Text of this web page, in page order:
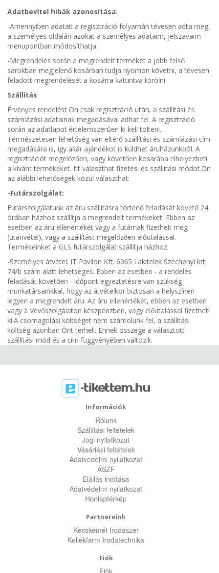
Adatbevitel hibák azonosítása:
-Amennyiben adatait a regisztráció folyamán tévesen adta meg,
a személyes oldalán azokat a személyes adataim, jelszavaim
menüpontban módosíthatja.
-Megrendelés során a megrendelt terméket a jobb felső
sarokban megjelenő kosárban tudja nyomon követni, a tévesen
feladott megrendelését a kosárra kattintva törölni.
Szállítás
Érvényes rendelést Ön csak regisztráció után, a szállítási és
számlázási adatainak megadásával adhat fel. A regisztráció
során az adatlapot értelemszerűen ki kell tölteni.
Természetesen lehetőség van eltérő szállítási és számlázási cím
megadására is, így akár ajándékot is küldhet áruházunkból. A
regisztrációt megelőzően, vagy követően kosarába elhelyezheti
a kívánt termékeket. Itt választhat fizetési és szállítási módot.Ön
az alábbi lehetőségek közül választhat:
-Futárszolgálat:
Futárszolgálatunk az áru szállításra történő feladását követő 24
órában házhoz szállítja a megrendelt termékeket. Ebben az
esetben az áru ellenértékét vagy a futárnak fizetheti meg
(utánvétel), vagy a szállítást megelőzően előutalással.
Termékeinket a GLS futárszolgálat szállítja házhoz.
-Személyes átvétel: IT Pavilon Kft. 6065 Lakitelek Széchenyi krt.
74/b szám alatt lehetséges. Ebben az esetben - a rendelés
feladását követően - időpont egyeztetésre van szükség
munkatársainkkal, hogy az átvételkor biztosan a helyszínen
legyen a megrendelt áru. Az áru ellenértékét, ebben az esetben
vagy a Vevőszolgálaton készpénzben, vagy előutalással fizetheti
ki.A csomagolási költséget nem számolunk fel, a szállítási
költség azonban Önt terheli. Ennek összege a választott
szállítási mód és a cím függvényében változik.
Információk
Rólunk
Szállítási feltételek
Jogi nyilatkozat
Vásárlási feltételek
Adatvédelmi nyilatkozat
ÁSZF
Elállás indítása
Adatvédelmi nyilatkozat
Honlaptérkép
Partnereink
Kecskemét Irodaszer
Kellékfarm Irodatechnika
Fiók
Fiók